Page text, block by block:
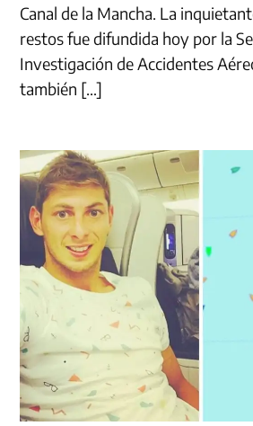
Canal de la Mancha. La
restos fue difundida hoy por la
Investigación de Accidentes
también […]